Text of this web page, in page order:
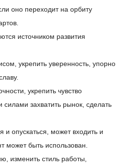
оно переходит на орбиту
источником развития
укрепить уверенность, упорно
укрепить чувство
силами захватить рынок, сделать
опускаться, может входить и
может быть использован.
изменить стиль работы,